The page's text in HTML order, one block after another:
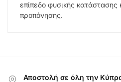
επίπεδο φυσικής κατάστασης
προπόνησης.
Αποστολή σε όλη την